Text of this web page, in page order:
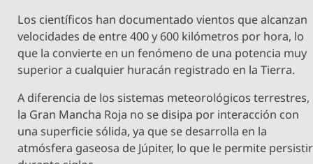
Los científicos han documentado vientos que alcanzan
velocidades de entre 400 y 600 kilómetros por hora, lo
que la convierte en un fenómeno de una potencia muy
superior a cualquier huracán registrado en la Tierra.
A diferencia de los sistemas meteorológicos terrestres,
la Gran Mancha Roja no se disipa por interacción con
una superficie sólida, ya que se desarrolla en la
atmósfera gaseosa de Júpiter, lo que le permite persistir